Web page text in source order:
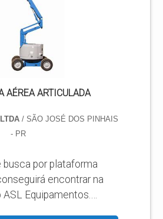
Plataforma
Plataforma telecópica
tesoura GTJZ10;
GT...
AÉREA ARTICULADA
/ SÃO JOSÉ DOS PINHAIS
- PR
busca por plataforma
encontrar na
ASL Equipamentos.